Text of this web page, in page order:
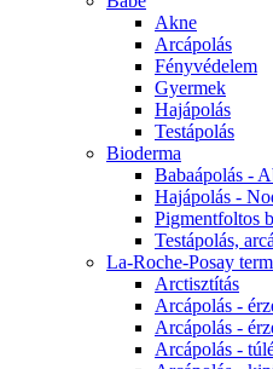
Akne
Arcápolás
Fényvédelem
Gyermek
Hajápolás
Testápolás
Bioderma
Babaápolás -
Hajápolás -
Pigmentfoltos
Testápolás,
La-Roche-Posay
Arctisztítás
Arcápolás -
Arcápolás -
Arcápolás -